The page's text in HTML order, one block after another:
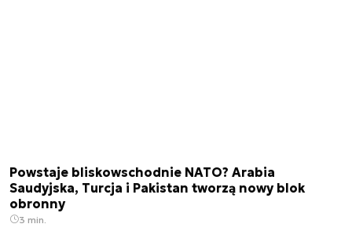
Powstaje bliskowschodnie NATO? Arabia
Saudyjska, Turcja i Pakistan tworzą nowy blok
obronny
3 min.